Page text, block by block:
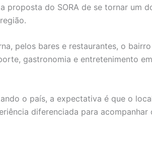
proposta do SORA de se tornar um
pelos bares e restaurantes, o
gastronomia e entretenimento
o país, a expectativa é que o
diferenciada para acompanhar